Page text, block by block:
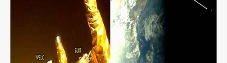
पुणे में प्रशिक्षण विमान हादसे का शिकार, कोई
हताहत नहीं
Team JHJ